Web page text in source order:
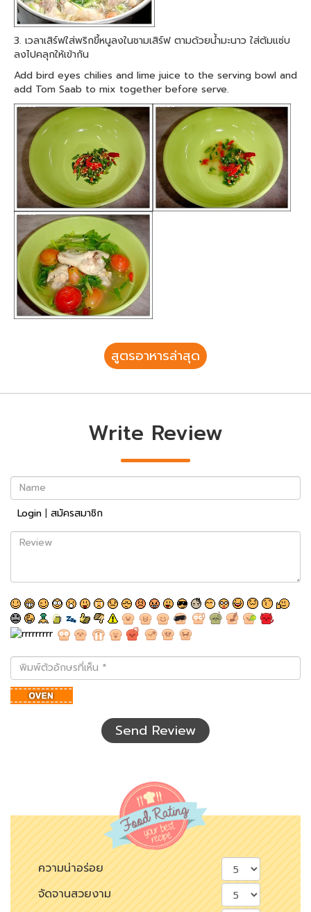
3. เวลาเสิร์ฟใส่พริกขี้หนูลงในชามเสิร์ฟ ตามด้วยน้ำมะนาว ใส่ต้มแซ่บ
ลงไปคลุกให้เข้ากัน
Add bird eyes chilies and lime juice to the serving bowl and
add Tom Saab to mix together before serve.
สูตรอาหารล่าสุด
Write Review
Name
Login | สมัครสมาชิก
Review
พิมพ์
ตัว
อักษร
ที่
Send Review
ความน่าอร่อย
จัดจานสวยงาม